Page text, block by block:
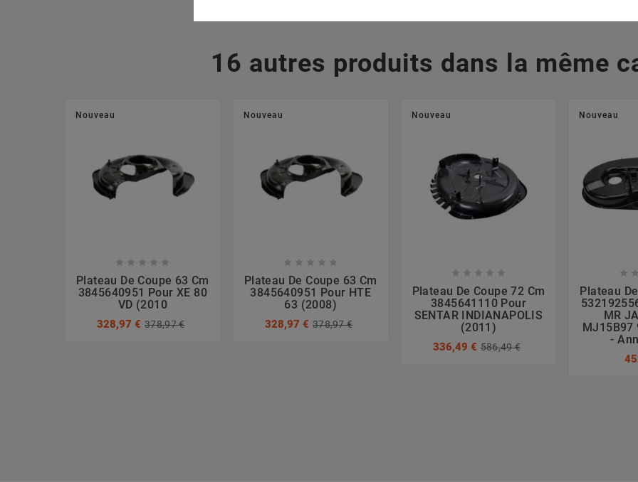
16 autres produits dans la même
Nouveau
    
Plateau De Coupe 63 Cm
3845640951 Pour XE 80
VD (2010
328,97 € 378,97 €
Nouveau
    
Plateau De Coupe 63 Cm
3845640951 Pour HTE
63 (2008)
328,97 € 378,97 €
Nouveau
    
Plateau De Coupe 72 Cm
3845641110 Pour
SENTAR INDIANAPOLIS
(2011)
336,49 € 586,49 €
Nouveau
 
Plateau
MR
MJ15B97
-